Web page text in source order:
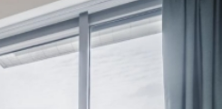
傳統邁向現代